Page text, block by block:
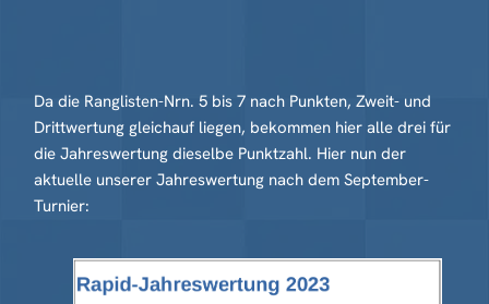
Da die Ranglisten-Nrn. 5 bis 7 nach Punkten, Zweit- und
Drittwertung gleichauf liegen, bekommen hier alle drei für
die Jahreswertung dieselbe Punktzahl. Hier nun der
aktuelle unserer Jahreswertung nach dem September-
Turnier: